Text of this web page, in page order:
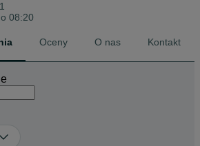
08:20
Oceny O nas Kontakt